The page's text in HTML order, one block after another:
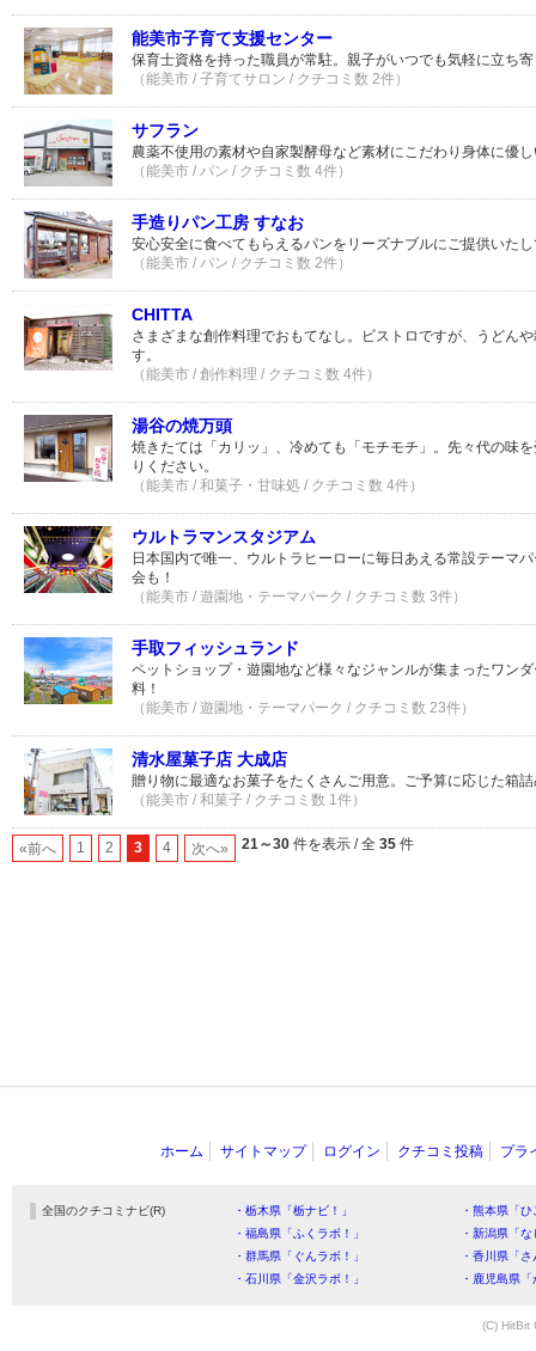
能美市子育て支援センター
保育士資格を持った職員が常駐。親子がいつでも気軽に立ち
（能美市 / 子育てサロン / クチコミ数 2件）
サフラン
農薬不使用の素材や自家製酵母など素材にこだわり身体に優
（能美市 / パン / クチコミ数 4件）
手造りパン工房 すなお
安心安全に食べてもらえるパンをリーズナブルにご提供いた
（能美市 / パン / クチコミ数 2件）
CHITTA
さまざまな創作料理でおもてなし。ビストロですが、うどん
す。
（能美市 / 創作料理 / クチコミ数 4件）
湯谷の焼万頭
焼きたては「カリッ」、冷めても「モチモチ」。先々代の味
りください。
（能美市 / 和菓子・甘味処 / クチコミ数 4件）
ウルトラマンスタジアム
日本国内で唯一、ウルトラヒーローに毎日あえる常設テーマ
会も！
（能美市 / 遊園地・テーマパーク / クチコミ数 3件）
手取フィッシュランド
ペットショップ・遊園地など様々なジャンルが集まったワン
料！
（能美市 / 遊園地・テーマパーク / クチコミ数 23件）
清水屋菓子店 大成店
贈り物に最適なお菓子をたくさんご用意。ご予算に応じた箱
（能美市 / 和菓子 / クチコミ数 1件）
«前へ 1 2 3 4 次へ» 21～30 件を表示 / 全 35 件
ホーム サイトマップ ログイン クチコミ投稿 プラ
全国のクチコミナビ(R) ・栃木県「栃ナビ！」
・熊本県「
・福島県「ふくラボ！」
・新潟県「
・群馬県「ぐんラボ！」
・香川県「
・石川県「金沢ラボ！」
・鹿児島県
(C) HitBit